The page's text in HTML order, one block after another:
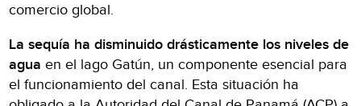
comercio global.
La sequía ha disminuido drásticamente los niveles de
aguaen el lago Gatún, un componente esencial para
el funcionamiento del canal. Esta situación ha